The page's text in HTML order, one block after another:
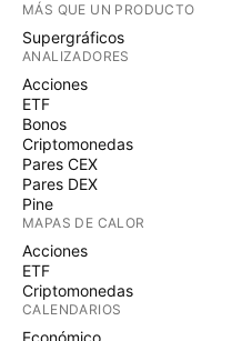
MÁS QUE UN PRODUCTO
Supergráficos
ANALIZADORES
Acciones
ETF
Bonos
Criptomonedas
Pares CEX
Pares DEX
Pine
MAPAS DE CALOR
Acciones
ETF
Criptomonedas
CALENDARIOS
Económico